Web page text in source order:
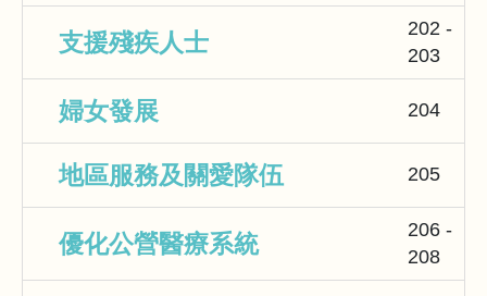
支援殘疾人士
202 -
203
婦女發展 204
地區服務及關愛隊伍 205
優化公營醫療系統
206 -
208